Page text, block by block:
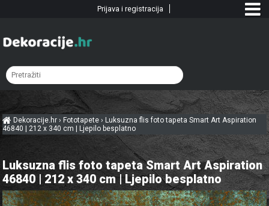
Dekoracije.hr› Fototapete › Luksuzna flis foto tapeta Smart Art Aspiration
46840 | 212 x 340 cm | Ljepilo besplatno
Luksuzna flis foto tapeta Smart Art Aspiration
46840 | 212 x 340 cm | Ljepilo besplatno
Prijava i registracija